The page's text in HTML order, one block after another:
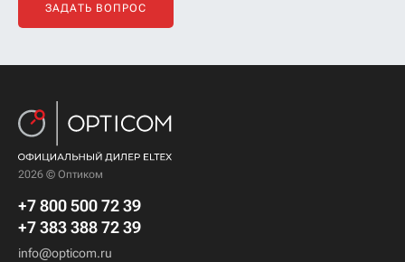
ЗАДАТЬ ВОПРОС
2026 © Оптиком
+7 800 500 72 39
+7 383 388 72 39
info@opticom.ru